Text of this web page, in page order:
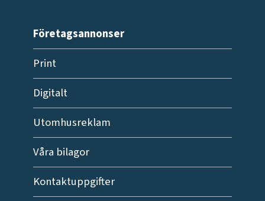
Företagsannonser
Print
Digitalt
Utomhusreklam
Våra bilagor
Kontaktuppgifter